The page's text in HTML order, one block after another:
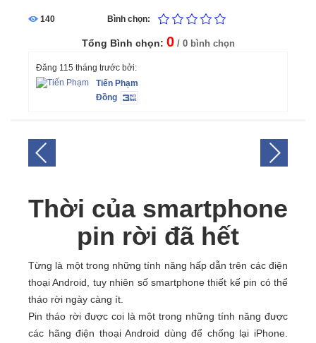
140 Bình chọn:
Tổng Bình chọn: 0 / 0 bình chọn
Đăng 115 tháng trước bởi:
Tiến Phạm
Đồng
Thời của smartphone
pin rời đã hết
Từng là một trong những tính năng hấp dẫn trên các điện
thoại Android, tuy nhiên số smartphone thiết kế pin có thể
tháo rời ngày càng ít.
Pin tháo rời được coi là một trong những tính năng được
các hãng điện thoại Android dùng để chống lại iPhone.